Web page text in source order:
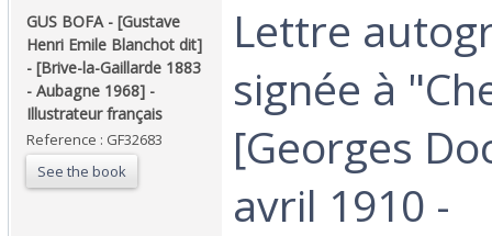
‎GUS BOFA - [Gustave
Henri Emile Blanchot dit]
- [Brive-la-Gaillarde 1883
- Aubagne 1968] -
Illustrateur français‎
Reference : GF32683
See the book
‎Lettre
signée à
[Georges
avril 1910 -‎